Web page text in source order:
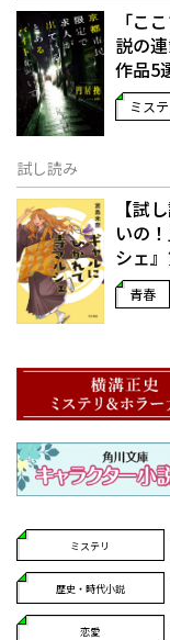
「こ
説の
作品5
ミス
試し読み
【試
いの
シェ
青春
ミステリ
歴史・時代小説
恋愛